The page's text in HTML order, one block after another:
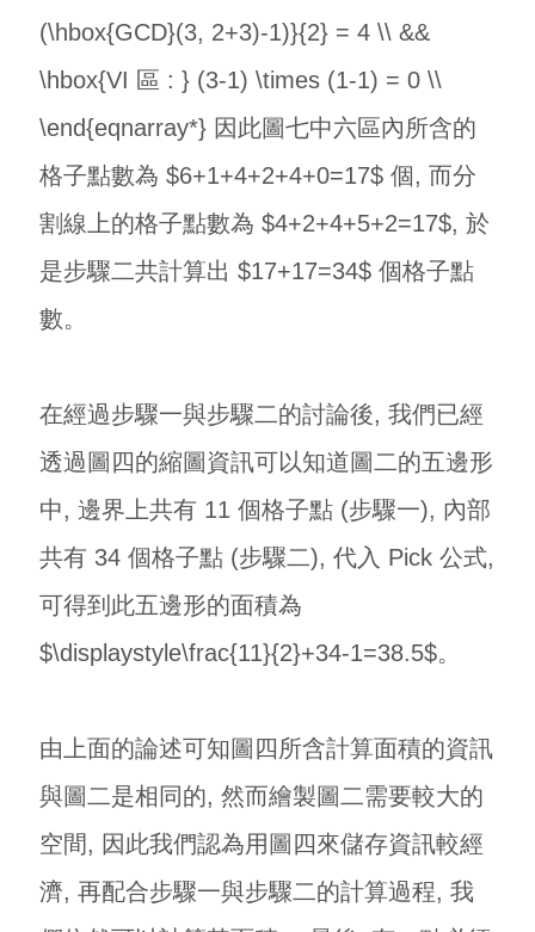
(\hbox{GCD}(3, 2+3)-1)}{2} = 4 \\ &&
\hbox{VI 區 : } (3-1) \times (1-1) = 0 \\
\end{eqnarray*} 因此圖七中六區內所含的
格子點數為 $6+1+4+2+4+0=17$ 個, 而分
割線上的格子點數為 $4+2+4+5+2=17$, 於
是步驟二共計算出 $17+17=34$ 個格子點
數。
在經過步驟一與步驟二的討論後, 我們已經
透過圖四的縮圖資訊可以知道圖二的五邊形
中, 邊界上共有 11 個格子點 (步驟一), 內部
共有 34 個格子點 (步驟二), 代入 Pick 公式,
可得到此五邊形的面積為
$\displaystyle\frac{11}{2}+34-1=38.5$。
由上面的論述可知圖四所含計算面積的資訊
與圖二是相同的, 然而繪製圖二需要較大的
空間, 因此我們認為用圖四來儲存資訊較經
濟, 再配合步驟一與步驟二的計算過程, 我